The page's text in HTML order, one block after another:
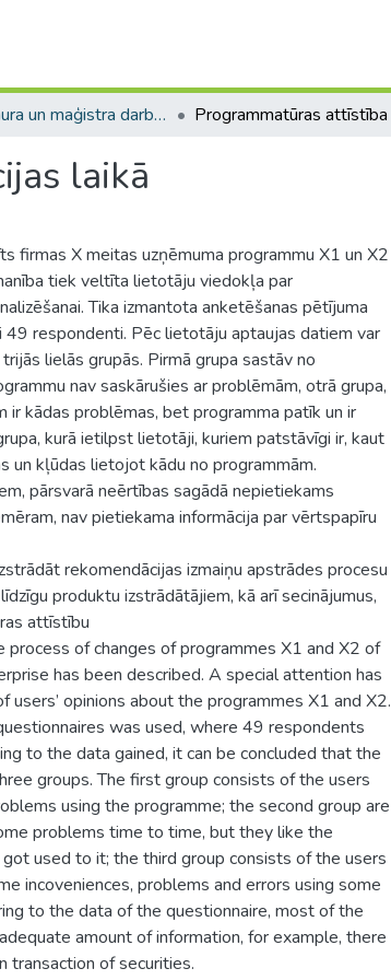
Bakalaura un maģistra darbi (FMOF) / Bachelor's and Master's theses
laikā
firmas X meitas uzņēmuma programmu X1 un X2
tiek veltīta lietotāju viedokļa par
Tika izmantota anketēšanas pētījuma
respondenti. Pēc lietotāju aptaujas datiem var
lielās grupās. Pirmā grupa sastāv no
nav saskārušies ar problēmām, otrā grupa,
ir kādas problēmas, bet programma patīk un ir
kurā ietilpst lietotāji, kuriem patstāvīgi ir, kaut
un kļūdas lietojot kādu no programmām.
pārsvarā neērtības sagādā nepietiekams
nav pietiekama informācija par vērtspapīru
rekomendācijas izmaiņu apstrādes procesu
produktu izstrādātājiem, kā arī secinājumus,
attīstību
process of changes of programmes X1 and X2 of
has been described. A special attention has
users’ opinions about the programmes X1 and X2.
was used, where 49 respondents
to the data gained, it can be concluded that the
groups. The first group consists of the users
using the programme; the second group are
problems time to time, but they like the
used to it; the third group consists of the users
incoveniences, problems and errors using some
to the data of the questionnaire, most of the
amount of information, for example, there
transaction of securities.